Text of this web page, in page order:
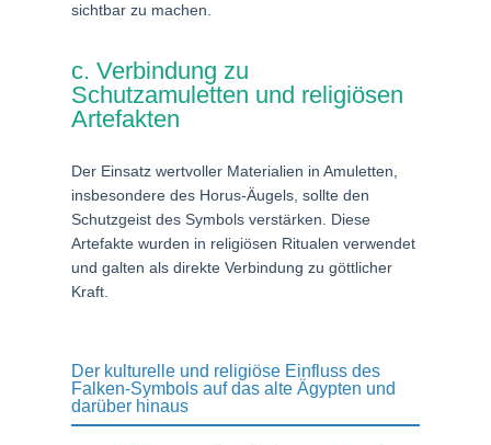
sichtbar zu machen.
c. Verbindung zu
Schutzamuletten und religiösen
Artefakten
Der Einsatz wertvoller Materialien in Amuletten,
insbesondere des Horus-Äugels, sollte den
Schutzgeist des Symbols verstärken. Diese
Artefakte wurden in religiösen Ritualen verwendet
und galten als direkte Verbindung zu göttlicher
Kraft.
Der kulturelle und religiöse Einfluss des
Falken-Symbols auf das alte Ägypten und
darüber hinaus